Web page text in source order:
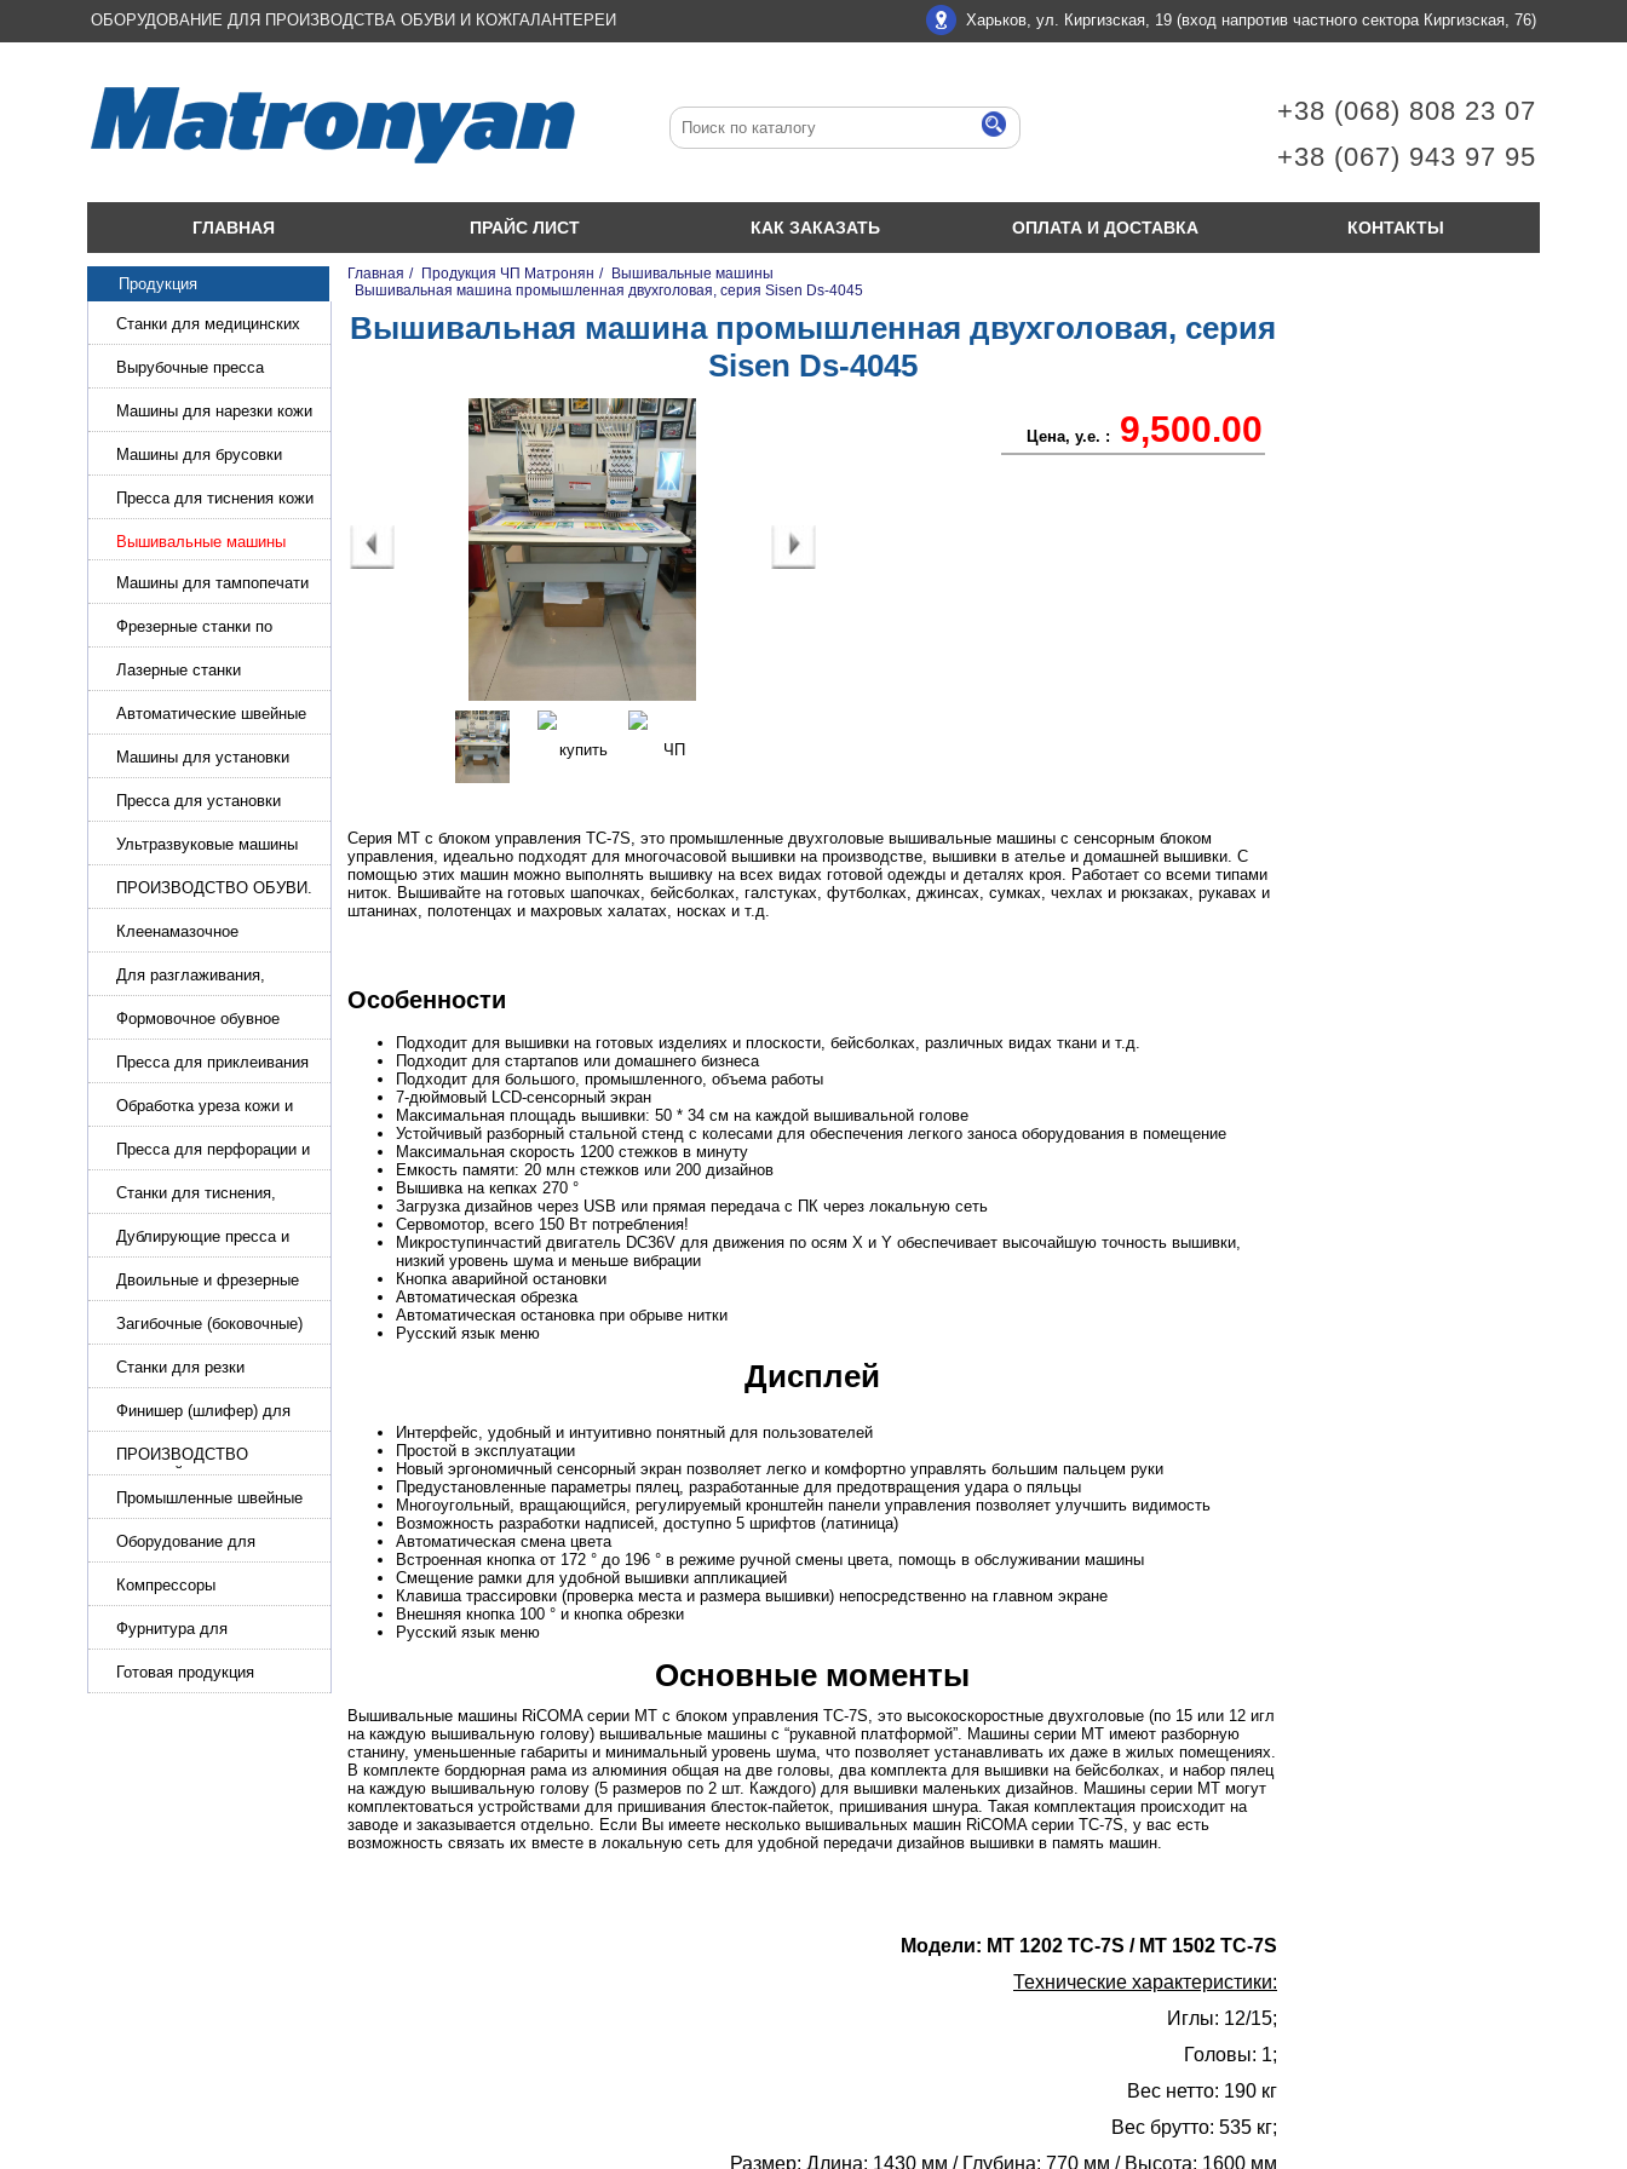
ОБОРУДОВАНИЕ ДЛЯ ПРОИЗВОДСТВА ОБУВИ И КОЖГАЛАНТЕРЕИ Харьков, ул. Киргизская, 19 (вход напротив частного сектора Киргизская, 76)
+38 (068) 808 23 07
+38 (067) 943 97 95
ГЛАВНАЯ ПРАЙС ЛИСТ КАК ЗАКАЗАТЬ ОПЛАТА И ДОСТАВКА КОНТАКТЫ
Продукция
Станки для медицинских
масок
Вырубочные пресса
Машины для нарезки кожи
и стропы
Машины для брусовки
кожи,меха,поролона
Пресса для тиснения кожи
Вышивальные машины
Машины для тампопечати
Фрезерные станки по
металлу
Лазерные станки
Автоматические швейные
машины с программным
управлением
Машины для установки
жемчуга, бусин, заклепок и
фурнитура
Пресса для установки
фурнитуры: блочка,
люверсы, петля
Ультразвуковые машины
для сварки
ПРОИЗВОДСТВО ОБУВИ.
Машины для изготовления
обуви
Клеенамазочное
оборудование и активаторы
клея
Для разглаживания,
разбивания и герметизации
шва
Формовочное обувное
оборудование
Пресса для приклеивания
подошвы и прибивки
каблука
Обработка уреза кожи и
покрасочные камеры
Пресса для перфорации и
тиснения
Станки для тиснения,
нанесения логотипа и
нумераторы
Дублирующие пресса и
утюги для разглаживания
кожи
Двоильные и фрезерные
машины для слоения и
фрезерования кожи
Загибочные (боковочные)
машины для стельки,
кошельков, сумок
Станки для резки
кожи.Станки для резки
стропы
Финишер (шлифер) для
обуви
ПРОИЗВОДСТВО
РЕМНЕЙ, СУМОК,
КОЖГАЛАНТЕРЕИ
Промышленные швейные
машины для кожи, обуви
Оборудование для
производства и резки
эластичной ленты и стропы
Компрессоры
Фурнитура для
производства ремней
Готовая продукция
Главная / Продукция ЧП Матронян / Вышивальные машины
Вышивальная машина промышленная двухголовая, серия Sisen Ds-4045
Вышивальная машина промышленная двухголовая, серия
Sisen Ds-4045
Цена, у.е. : 9,500.00
Серия MT с блоком управления TC-7S, это промышленные двухголовые вышивальные машины с сенсорным блоком
управления, идеально подходят для многочасовой вышивки на производстве, вышивки в ателье и домашней вышивки. С
помощью этих машин можно выполнять вышивку на всех видах готовой одежды и деталях кроя. Работает со всеми типами
ниток. Вышивайте на готовых шапочках, бейсболках, галстуках, футболках, джинсах, сумках, чехлах и рюкзаках, рукавах и
штанинах, полотенцах и махровых халатах, носках и т.д.
Особенности
Подходит для вышивки на готовых изделиях и плоскости, бейсболках, различных видах ткани и т.д.
Подходит для стартапов или домашнего бизнеса
Подходит для большого, промышленного, объема работы
7-дюймовый LCD-сенсорный экран
Максимальная площадь вышивки: 50 * 34 см на каждой вышивальной голове
Устойчивый разборный стальной стенд с колесами для обеспечения легкого заноса оборудования в помещение
Максимальная скорость 1200 стежков в минуту
Емкость памяти: 20 млн стежков или 200 дизайнов
Вышивка на кепках 270 °
Загрузка дизайнов через USB или прямая передача с ПК через локальную сеть
Сервомотор, всего 150 Вт потребления!
Микроступинчастий двигатель DC36V для движения по осям X и Y обеспечивает высочайшую точность вышивки,
низкий уровень шума и меньше вибрации
Кнопка аварийной остановки
Автоматическая обрезка
Автоматическая остановка при обрыве нитки
Русский язык меню
Дисплей
Интерфейс, удобный и интуитивно понятный для пользователей
Простой в эксплуатации
Новый эргономичный сенсорный экран позволяет легко и комфортно управлять большим пальцем руки
Предустановленные параметры пялец, разработанные для предотвращения удара о пяльцы
Многоугольный, вращающийся, регулируемый кронштейн панели управления позволяет улучшить видимость
Возможность разработки надписей, доступно 5 шрифтов (латиница)
Автоматическая смена цвета
Встроенная кнопка от 172 ° до 196 ° в режиме ручной смены цвета, помощь в обслуживании машины
Смещение рамки для удобной вышивки аппликацией
Клавиша трассировки (проверка места и размера вышивки) непосредственно на главном экране
Внешняя кнопка 100 ° и кнопка обрезки
Русский язык меню
Основные моменты
Вышивальные машины RiCOMA серии MT с блоком управления TC-7S, это высокоскоростные двухголовые (по 15 или 12 игл
на каждую вышивальную голову) вышивальные машины с “рукавной платформой”. Машины серии MT имеют разборную
станину, уменьшенные габариты и минимальный уровень шума, что позволяет устанавливать их даже в жилых помещениях.
В комплекте бордюрная рама из алюминия общая на две головы, два комплекта для вышивки на бейсболках, и набор пялец
на каждую вышивальную голову (5 размеров по 2 шт. Каждого) для вышивки маленьких дизайнов. Машины серии МТ могут
комплектоваться устройствами для пришивания блесток-пайеток, пришивания шнура. Такая комплектация происходит на
заводе и заказывается отдельно. Если Вы имеете несколько вышивальных машин RiCOMA серии TC-7S, у вас есть
возможность связать их вместе в локальную сеть для удобной передачи дизайнов вышивки в память машин.
Модели: MT 1202 TC-7S / MT 1502 TC-7S
Технические характеристики:
Иглы: 12/15;
Головы: 1;
Вес нетто: 190 кг
Вес брутто: 535 кг;
Размер: Длина: 1430 мм / Глубина: 770 мм / Высота: 1600 мм